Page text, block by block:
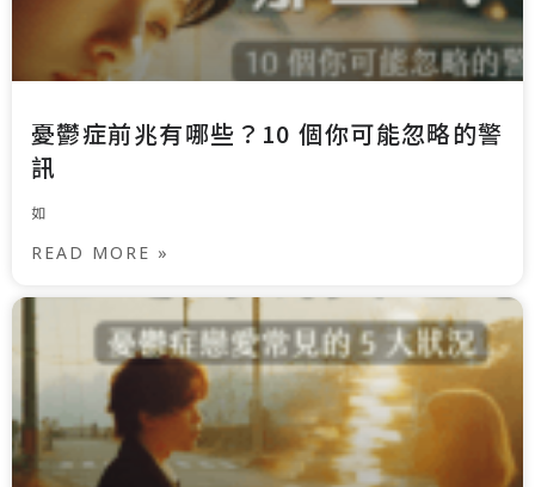
憂鬱症前兆有哪些？10 個你可能忽略的警
訊
如
READ MORE »